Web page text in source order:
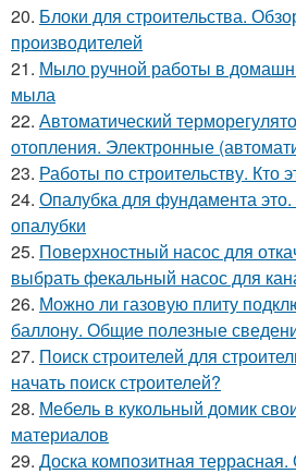
20. Блоки для строительства.
производителей
21. Мыло ручной работы в
мыла
22. Автоматический
отопления. Электронные
23. Работы по строительству. Кто
24. Опалубка для фундамента
опалубки
25. Поверхностный насос для
выбрать фекальный насос для
26. Можно ли газовую плиту
баллону. Общие полезные
27. Поиск строителей для
начать поиск строителей?
28. Мебель в кукольный домик
материалов
29. Доска композитная